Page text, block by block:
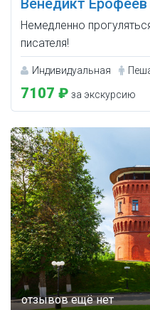
Венедикт
Немедленно
писателя!
Индивидуальная
7107 ₽ за экскурсию